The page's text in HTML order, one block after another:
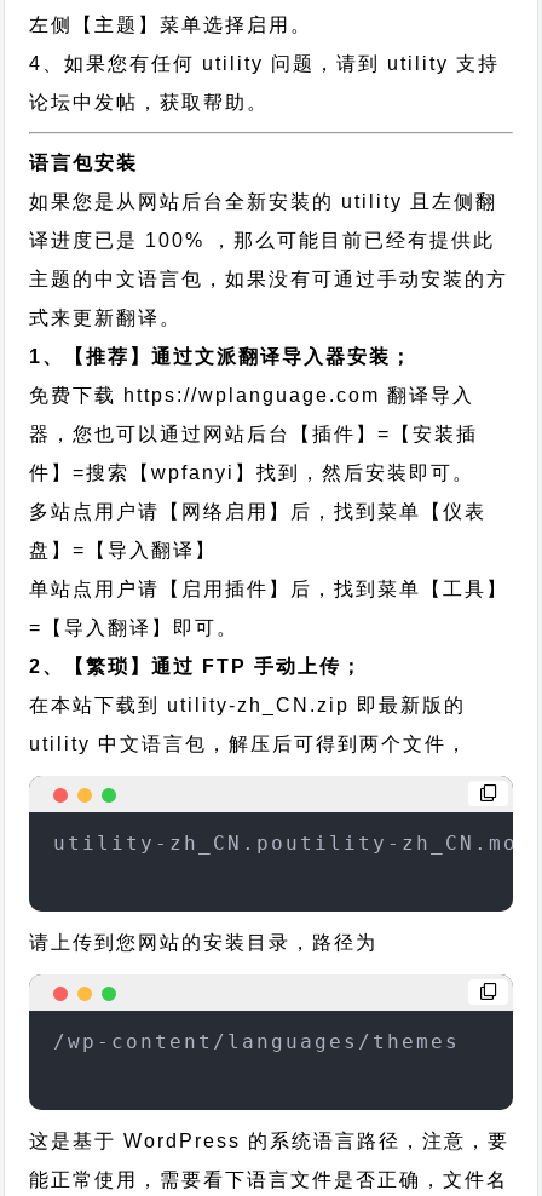
左侧【主题】菜单选择启用。
4、如果您有任何 utility 问题，请到 utility 支持
论坛中发帖，获取帮助。
语言包安装
如果您是从网站后台全新安装的 utility 且左侧翻
译进度已是 100% ，那么可能目前已经有提供此
主题的中文语言包，如果没有可通过手动安装的方
式来更新翻译。
1、【推荐】通过文派翻译导入器安装；
免费下载 https://wplanguage.com 翻译导入
器，您也可以通过网站后台【插件】=【安装插
件】=搜索【wpfanyi】找到，然后安装即可。
多站点用户请【网络启用】后，找到菜单【仪表
盘】=【导入翻译】
单站点用户请【启用插件】后，找到菜单【工具】
=【导入翻译】即可。
2、【繁琐】通过 FTP 手动上传；
在本站下载到 utility-zh_CN.zip 即最新版的
utility 中文语言包，解压后可得到两个文件，
utility-zh_CN.poutility-zh_CN.mo
请上传到您网站的安装目录，路径为
/wp-content/languages/themes
这是基于 WordPress 的系统语言路径，注意，要
能正常使用，需要看下语言文件是否正确，文件名